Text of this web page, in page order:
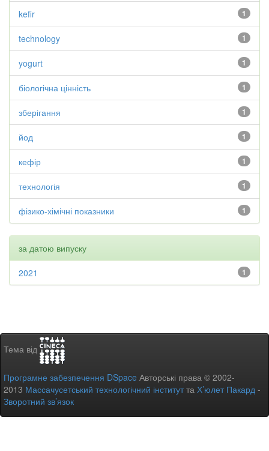
1
kefir
1
technology
1
yogurt
1
біологічна цінність
1
зберігання
1
йод
1
кефір
1
технологія
1
фізико-хімічні показники
за датою випуску
1
2021
Тема від
Програмне забезпечення DSpace Авторські права © 2002-
2013 Массачусетський технологічний інститутта Х’юлет Пакард -
Зворотний зв’язок